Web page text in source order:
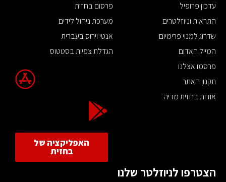
עדכון פרופיל
התראות וניוזלטרים
שדרוג למנוי פרימיום
המייל האדום
פרסמו אצלנו
תקנון האתר
אודות בחזית מדיה
פרסום בחזית
מערכת ניהול לידים
אנטי וירוס בעברית
הגדלת צפיות בסטטוס
האפליקציה של
בחזית
הצטרפו לניוזלטר שלנו